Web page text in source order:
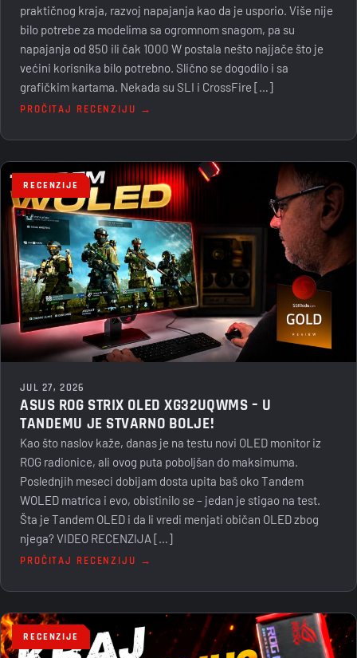
praktičnog kraja, razvoj napajanja kao da je usporio. Više nije
bilo potrebe za modelima sa ogromnom snagom, pa su
napajanja od 850 ili čak 1000 W postala nešto najjače što je
većini korisnika bilo potrebno. Slično se dogodilo i sa
grafičkim kartama. Nekada su SLI i CrossFire […]
PROČITAJ RECENZIJU →
RECENZIJE
JUL 27, 2026
ASUS ROG STRIX OLED XG32UQWMS – U
TANDEMU JE STVARNO BOLJE!
Kao što naslov kaže, danas je na testu novi OLED monitor iz
ROG radionice, ali ovog puta poboljšan do maksimuma.
Poslednjih meseci dobijam dosta upita baš oko Tandem
WOLED matrica i evo, obistinilo se – jedan je stigao na test.
Šta je Tandem OLED i da li vredi menjati običan OLED zbog
njega? VIDEO RECENZIJA […]
PROČITAJ RECENZIJU →
RECENZIJE